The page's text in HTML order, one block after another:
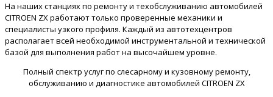
На наших станциях по ремонту и техобслуживанию автомобилей
CITROEN ZX работают только проверенные механики и
специалисты узкого профиля. Каждый из автотехцентров
располагает всей необходимой инструментальной и технической
базой для выполнения работ на высочайшем уровне.
Полный спектр услуг по слесарному и кузовному ремонту,
обслуживанию и диагностике автомобилей CITROEN ZX